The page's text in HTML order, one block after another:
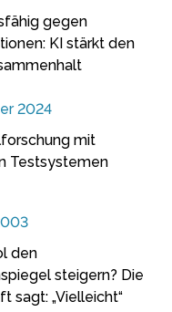
gegen
KI stärkt den
2024
mit
Testsystemen
den
steigern? Die
sagt: „Vielleicht“